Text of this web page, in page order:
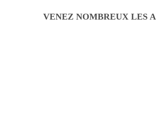
VENEZ NOMBREUX LES